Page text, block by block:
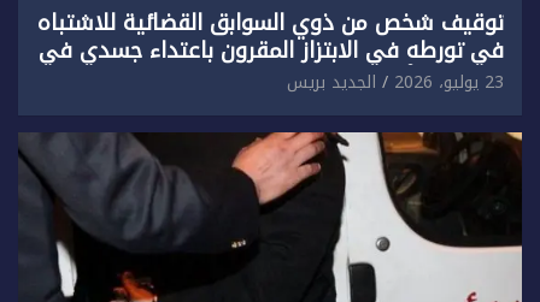
توقيف شخص من ذوي السوابق القضائية للاشتباه
في تورطه في الابتزاز المقرون باعتداء جسدي في
حق سائح أجنبي.
23 يوليو، 2026 الجديد بريس